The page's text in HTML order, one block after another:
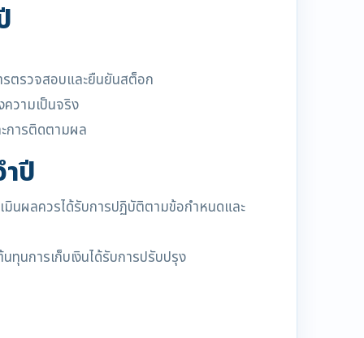
รตรวจสอบและยืนยันสต็อก
วามเป็นจริง
การติดตามผล
ปี
มินผลควรได้รับการปฏิบัติตามข้อกำหนดและ
นการเก็บเงินได้รับการปรับปรุง